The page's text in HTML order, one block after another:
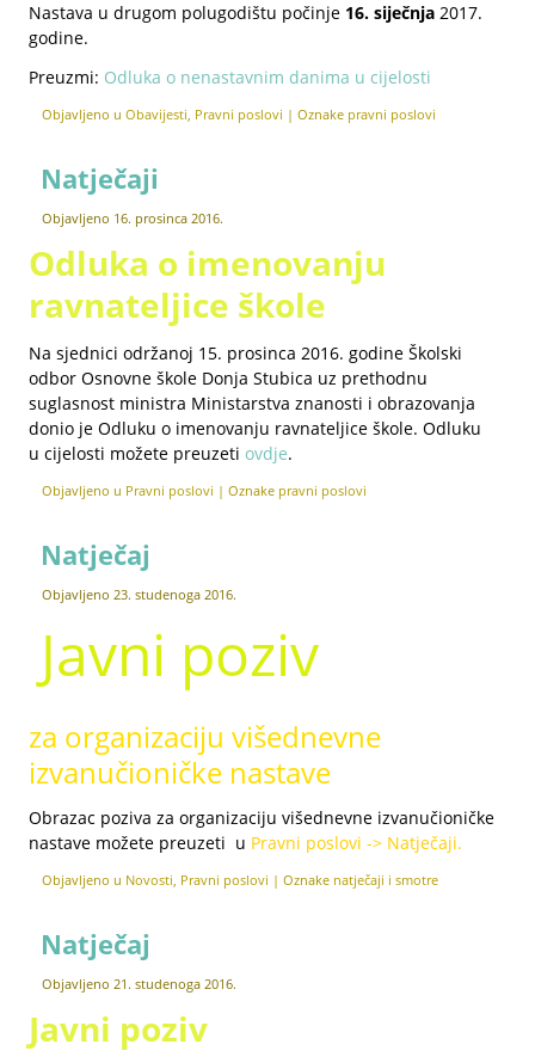
Nastava u drugom polugodištu počinje 16. siječnja 2017.
godine.
Preuzmi: Odluka o nenastavnim danima u cijelosti
Objavljeno u Obavijesti, Pravni poslovi |Oznake pravni poslovi
Natječaji
Objavljeno 16. prosinca 2016.
Odluka o imenovanju
ravnateljice škole
Na sjednici održanoj 15. prosinca 2016. godine Školski
odbor Osnovne škole Donja Stubica uz prethodnu
suglasnost ministra Ministarstva znanosti i obrazovanja
donio je Odluku o imenovanju ravnateljice škole. Odluku
u cijelosti možete preuzetiovdje.
Objavljeno u Pravni poslovi |Oznake pravni poslovi
Natječaj
Objavljeno 23. studenoga 2016.
Javni poziv
za organizaciju višednevne
izvanučioničke nastave
Obrazac poziva za organizaciju višednevne izvanučioničke
nastave možete preuzeti u Pravni poslovi -> Natječaji.
Objavljeno u Novosti, Pravni poslovi |Oznake natječaji i smotre
Natječaj
Objavljeno 21. studenoga 2016.
Javni poziv